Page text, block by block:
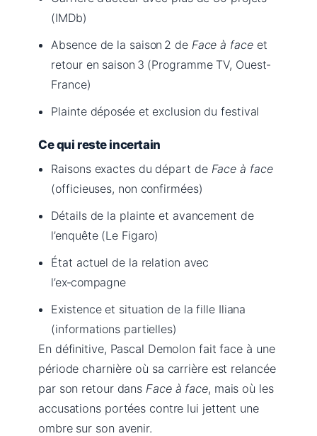
(IMDb)
Absence de la saison 2 de Face à faceet
retour en saison 3 (Programme TV, Ouest-
France)
Plainte déposée et exclusion du festival
Ce qui reste incertain
Raisons exactes du départ de Face à face
(officieuses, non confirmées)
Détails de la plainte et avancement de
l’enquête (Le Figaro)
État actuel de la relation avec
l’ex‑compagne
Existence et situation de la fille Iliana
(informations partielles)
En définitive, Pascal Demolon fait face à une
période charnière où sa carrière est relancée
par son retour dans Face à face, mais où les
accusations portées contre lui jettent une
ombre sur son avenir.